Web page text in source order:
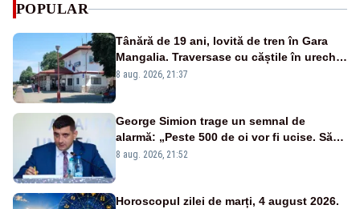
POPULAR
Tânără de 19 ani, lovită de tren în Gara
Mangalia. Traversase cu căștile în urechi
liniile printr-un loc nepermis
8 aug. 2026, 21:37
George Simion trage un semnal de
alarmă: „Peste 500 de oi vor fi ucise. Să
vedem dacă ciobanii vor fi despăgubiți”
8 aug. 2026, 21:52
Horoscopul zilei de marți, 4 august 2026.